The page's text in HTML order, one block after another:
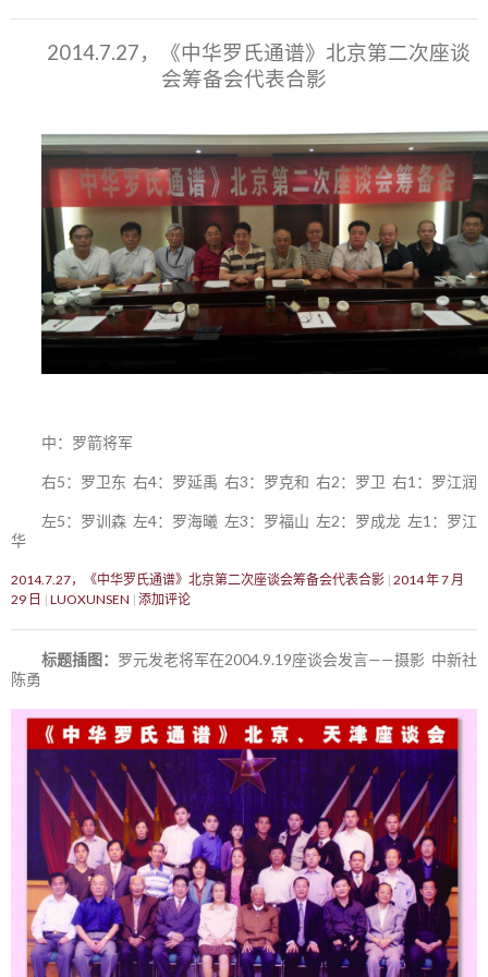
2014.7.27，《中华罗氏通谱》北京第二次座谈
会筹备会代表合影
中：罗箭将军
右5：罗卫东 右4：罗延禹 右3：罗克和 右2：罗卫 右1：罗江润
左5：罗训森 左4：罗海曦 左3：罗福山 左2：罗成龙 左1：罗江
华
2014.7.27，《中华罗氏通谱》北京第二次座谈会筹备会代表合影 2014 年 7 月
29 日
LUOXUNSEN 添加评论
标题插图： 罗元发老将军在2004.9.19座谈会发言——摄影 中新社
陈勇